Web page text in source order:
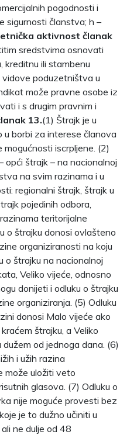
pogodnosti i
sigurnosti članstva; h –
aktivnost članak
sredstvima osnovati
kreditnu ili stambenu
vidove poduzetništva u
može pravne osobe iz
i s drugim pravnim i
13.(1) Štrajk je u
u borbi za interese članova
mogućnosti iscrpljene. (2)
opći štrajk – na nacionalnoj
na svim razinama i u
regionalni štrajk, štrajk u
pojedinih odbora,
teritorijalne
o štrajku donosi ovlašteno
organiziranosti na koju
o štrajku na nacionalnoj
Veliko vijeće, odnosno
donijeti i odluku o štrajku
organiziranja. (5) Odluku
donosi Malo vijeće ako
štrajku, a Veliko
od jednoga dana. (6)
i užih razina
može uložiti veto
glasova. (7) Odluku o
nije moguće provesti bez
je to dužno učiniti u
ne dulje od 48